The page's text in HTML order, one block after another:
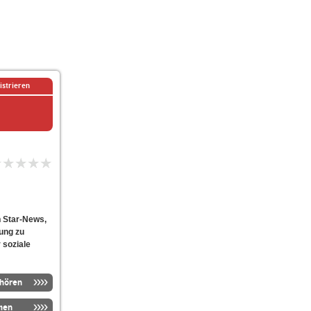
Star-News,
zu
soziale